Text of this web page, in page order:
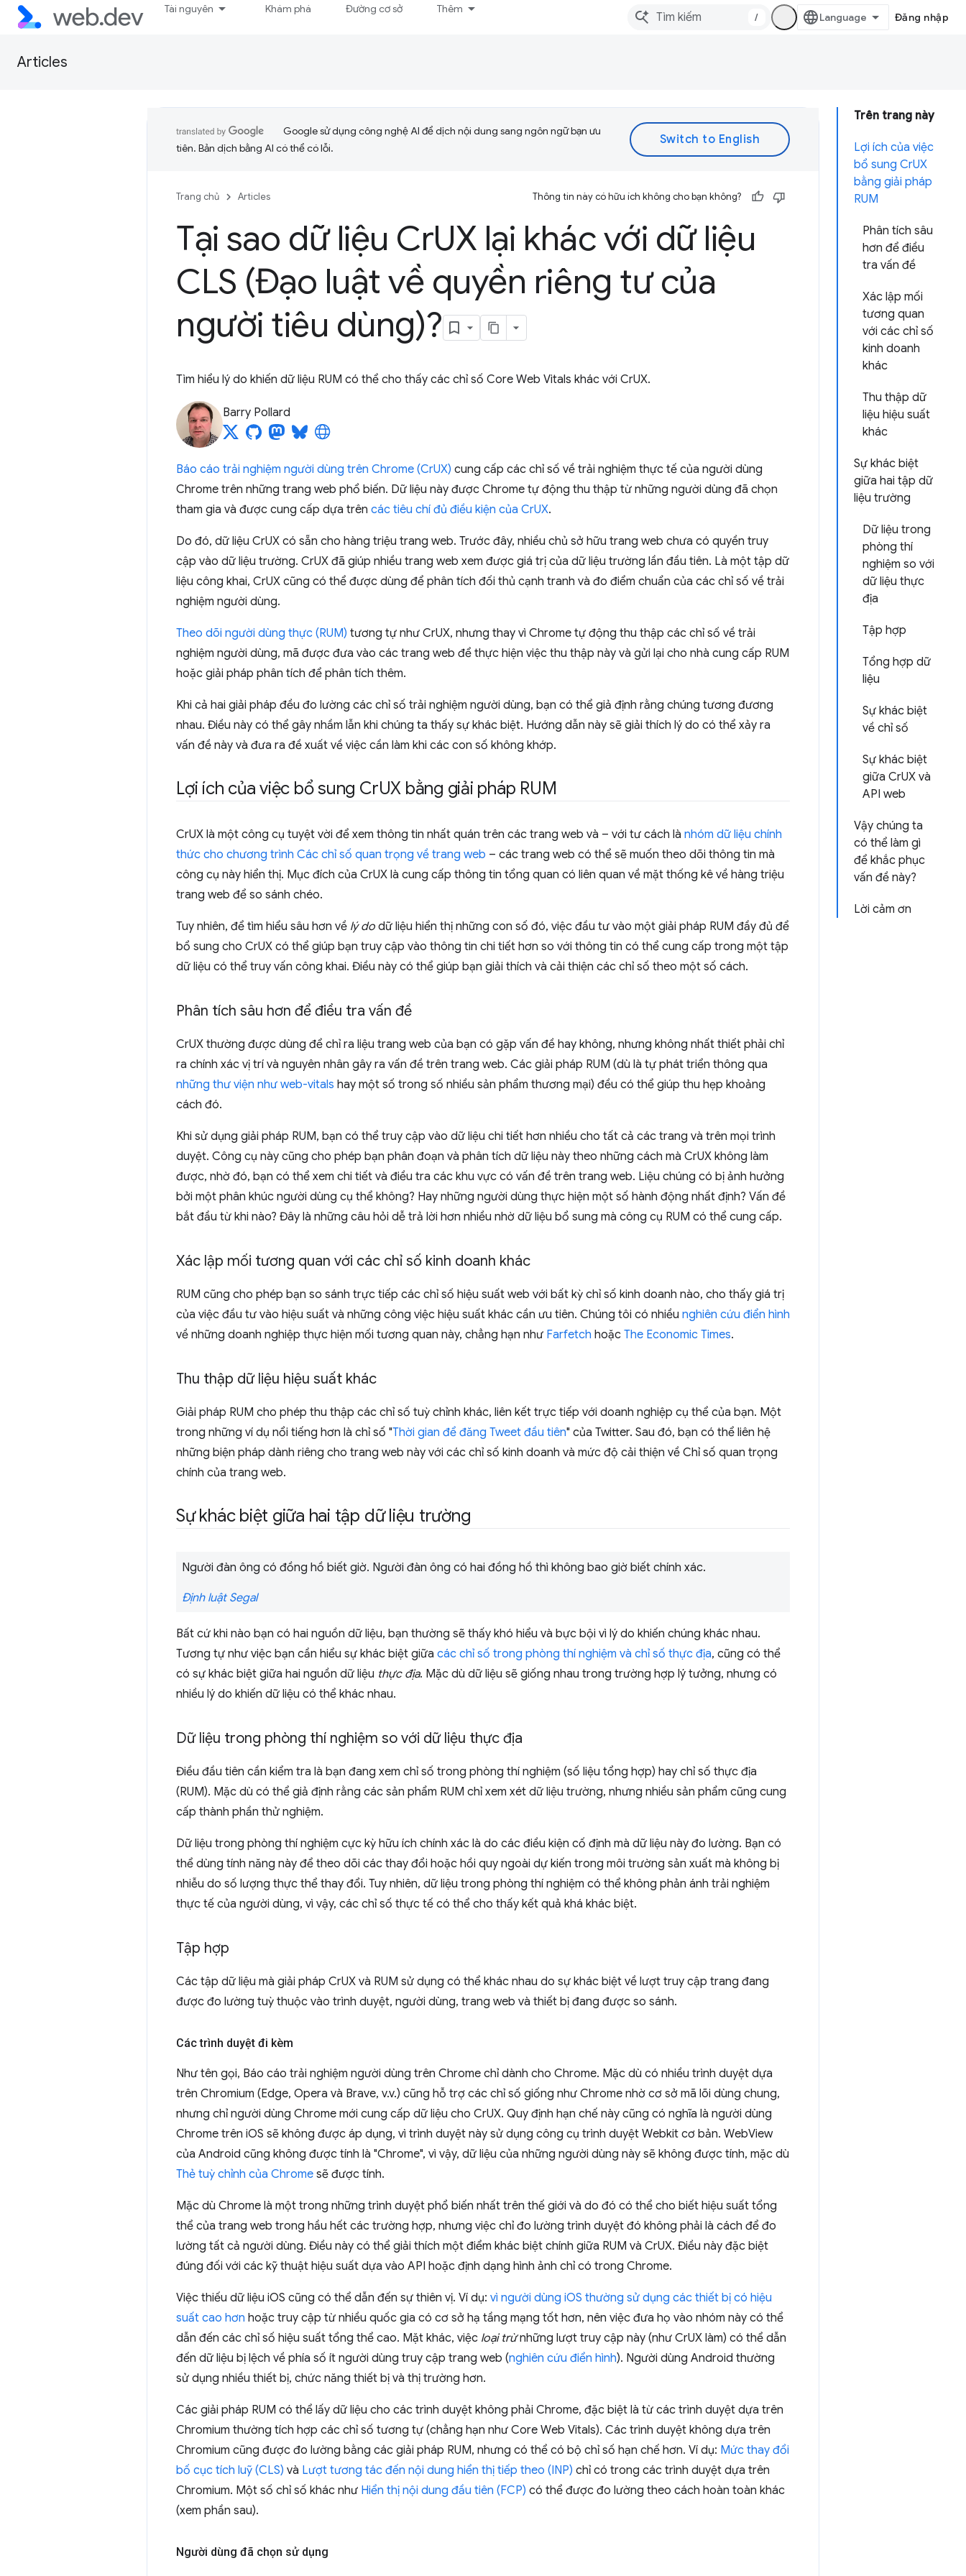
Tài nguyên Khám phá Đường cơ sở Thêm
/ Đăng nhập
Articles
Trên trang này
Lợi ích của việc
bổ sung CrUX
bằng giải pháp
RUM
Phân tích sâu
hơn để điều
tra vấn đề
Xác lập mối
tương quan
với các chỉ số
kinh doanh
khác
Thu thập dữ
liệu hiệu suất
khác
Sự khác biệt
giữa hai tập dữ
liệu trường
Dữ liệu trong
phòng thí
nghiệm so với
dữ liệu thực
địa
Tập hợp
Tổng hợp dữ
liệu
Sự khác biệt
về chỉ số
Sự khác biệt
giữa CrUX và
API web
Vậy chúng ta
có thể làm gì
để khắc phục
vấn đề này?
Lời cảm ơn
Google sử dụng công nghệ AI để dịch nội dung sang ngôn ngữ bạn ưu
tiên. Bản dịch bằng AI có thể có lỗi.
Trang chủ Articles Thông tin này có hữu ích không cho bạn không?
Tại sao dữ liệu CrUX lại khác với dữ liệu
CLS (Đạo luật về quyền riêng tư của
người tiêu dùng)?
Tìm hiểu lý do khiến dữ liệu RUM có thể cho thấy các chỉ số Core Web Vitals khác với CrUX.
Barry Pollard
Báo cáo trải nghiệm người dùng trên Chrome (CrUX) cung cấp các chỉ số về trải nghiệm thực tế của người dùng
Chrome trên những trang web phổ biến. Dữ liệu này được Chrome tự động thu thập từ những người dùng đã chọn
tham gia và được cung cấp dựa trên các tiêu chí đủ điều kiện của CrUX.
Do đó, dữ liệu CrUX có sẵn cho hàng triệu trang web. Trước đây, nhiều chủ sở hữu trang web chưa có quyền truy
cập vào dữ liệu trường. CrUX đã giúp nhiều trang web xem được giá trị của dữ liệu trường lần đầu tiên. Là một tập dữ
liệu công khai, CrUX cũng có thể được dùng để phân tích đối thủ cạnh tranh và đo điểm chuẩn của các chỉ số về trải
nghiệm người dùng.
Theo dõi người dùng thực (RUM) tương tự như CrUX, nhưng thay vì Chrome tự động thu thập các chỉ số về trải
nghiệm người dùng, mã được đưa vào các trang web để thực hiện việc thu thập này và gửi lại cho nhà cung cấp RUM
hoặc giải pháp phân tích để phân tích thêm.
Khi cả hai giải pháp đều đo lường các chỉ số trải nghiệm người dùng, bạn có thể giả định rằng chúng tương đương
nhau. Điều này có thể gây nhầm lẫn khi chúng ta thấy sự khác biệt. Hướng dẫn này sẽ giải thích lý do có thể xảy ra
vấn đề này và đưa ra đề xuất về việc cần làm khi các con số không khớp.
Lợi ích của việc bổ sung CrUX bằng giải pháp RUM
CrUX là một công cụ tuyệt vời để xem thông tin nhất quán trên các trang web và – với tư cách là nhóm dữ liệu chính
thức cho chương trình Các chỉ số quan trọng về trang web – các trang web có thể sẽ muốn theo dõi thông tin mà
công cụ này hiển thị. Mục đích của CrUX là cung cấp thông tin tổng quan có liên quan về mặt thống kê về hàng triệu
trang web để so sánh chéo.
Tuy nhiên, để tìm hiểu sâu hơn về lý do dữ liệu hiển thị những con số đó, việc đầu tư vào một giải pháp RUM đầy đủ để
bổ sung cho CrUX có thể giúp bạn truy cập vào thông tin chi tiết hơn so với thông tin có thể cung cấp trong một tập
dữ liệu có thể truy vấn công khai. Điều này có thể giúp bạn giải thích và cải thiện các chỉ số theo một số cách.
Phân tích sâu hơn để điều tra vấn đề
CrUX thường được dùng để chỉ ra liệu trang web của bạn có gặp vấn đề hay không, nhưng không nhất thiết phải chỉ
ra chính xác vị trí và nguyên nhân gây ra vấn đề trên trang web. Các giải pháp RUM (dù là tự phát triển thông qua
những thư viện như web-vitals hay một số trong số nhiều sản phẩm thương mại) đều có thể giúp thu hẹp khoảng
cách đó.
Khi sử dụng giải pháp RUM, bạn có thể truy cập vào dữ liệu chi tiết hơn nhiều cho tất cả các trang và trên mọi trình
duyệt. Công cụ này cũng cho phép bạn phân đoạn và phân tích dữ liệu này theo những cách mà CrUX không làm
được, nhờ đó, bạn có thể xem chi tiết và điều tra các khu vực có vấn đề trên trang web. Liệu chúng có bị ảnh hưởng
bởi một phân khúc người dùng cụ thể không? Hay những người dùng thực hiện một số hành động nhất định? Vấn đề
bắt đầu từ khi nào? Đây là những câu hỏi dễ trả lời hơn nhiều nhờ dữ liệu bổ sung mà công cụ RUM có thể cung cấp.
Xác lập mối tương quan với các chỉ số kinh doanh khác
RUM cũng cho phép bạn so sánh trực tiếp các chỉ số hiệu suất web với bất kỳ chỉ số kinh doanh nào, cho thấy giá trị
của việc đầu tư vào hiệu suất và những công việc hiệu suất khác cần ưu tiên. Chúng tôi có nhiều nghiên cứu điển hình
về những doanh nghiệp thực hiện mối tương quan này, chẳng hạn như Farfetch hoặc The Economic Times.
Thu thập dữ liệu hiệu suất khác
Giải pháp RUM cho phép thu thập các chỉ số tuỳ chỉnh khác, liên kết trực tiếp với doanh nghiệp cụ thể của bạn. Một
trong những ví dụ nổi tiếng hơn là chỉ số "Thời gian để đăng Tweet đầu tiên" của Twitter. Sau đó, bạn có thể liên hệ
những biện pháp dành riêng cho trang web này với các chỉ số kinh doanh và mức độ cải thiện về Chỉ số quan trọng
chính của trang web.
Sự khác biệt giữa hai tập dữ liệu trường
Người đàn ông có đồng hồ biết giờ. Người đàn ông có hai đồng hồ thì không bao giờ biết chính xác.
Định luật Segal
Bất cứ khi nào bạn có hai nguồn dữ liệu, bạn thường sẽ thấy khó hiểu và bực bội vì lý do khiến chúng khác nhau.
Tương tự như việc bạn cần hiểu sự khác biệt giữa các chỉ số trong phòng thí nghiệm và chỉ số thực địa, cũng có thể
có sự khác biệt giữa hai nguồn dữ liệu thực địa. Mặc dù dữ liệu sẽ giống nhau trong trường hợp lý tưởng, nhưng có
nhiều lý do khiến dữ liệu có thể khác nhau.
Dữ liệu trong phòng thí nghiệm so với dữ liệu thực địa
Điều đầu tiên cần kiểm tra là bạn đang xem chỉ số trong phòng thí nghiệm (số liệu tổng hợp) hay chỉ số thực địa
(RUM). Mặc dù có thể giả định rằng các sản phẩm RUM chỉ xem xét dữ liệu trường, nhưng nhiều sản phẩm cũng cung
cấp thành phần thử nghiệm.
Dữ liệu trong phòng thí nghiệm cực kỳ hữu ích chính xác là do các điều kiện cố định mà dữ liệu này đo lường. Bạn có
thể dùng tính năng này để theo dõi các thay đổi hoặc hồi quy ngoài dự kiến trong môi trường sản xuất mà không bị
nhiễu do số lượng thực thể thay đổi. Tuy nhiên, dữ liệu trong phòng thí nghiệm có thể không phản ánh trải nghiệm
thực tế của người dùng, vì vậy, các chỉ số thực tế có thể cho thấy kết quả khá khác biệt.
Tập hợp
Các tập dữ liệu mà giải pháp CrUX và RUM sử dụng có thể khác nhau do sự khác biệt về lượt truy cập trang đang
được đo lường tuỳ thuộc vào trình duyệt, người dùng, trang web và thiết bị đang được so sánh.
Các trình duyệt đi kèm
Như tên gọi, Báo cáo trải nghiệm người dùng trên Chrome chỉ dành cho Chrome. Mặc dù có nhiều trình duyệt dựa
trên Chromium (Edge, Opera và Brave, v.v.) cũng hỗ trợ các chỉ số giống như Chrome nhờ cơ sở mã lõi dùng chung,
nhưng chỉ người dùng Chrome mới cung cấp dữ liệu cho CrUX. Quy định hạn chế này cũng có nghĩa là người dùng
Chrome trên iOS sẽ không được áp dụng, vì trình duyệt này sử dụng công cụ trình duyệt Webkit cơ bản. WebView
của Android cũng không được tính là "Chrome", vì vậy, dữ liệu của những người dùng này sẽ không được tính, mặc dù
Thẻ tuỳ chỉnh của Chrome sẽ được tính.
Mặc dù Chrome là một trong những trình duyệt phổ biến nhất trên thế giới và do đó có thể cho biết hiệu suất tổng
thể của trang web trong hầu hết các trường hợp, nhưng việc chỉ đo lường trình duyệt đó không phải là cách để đo
lường tất cả người dùng. Điều này có thể giải thích một điểm khác biệt chính giữa RUM và CrUX. Điều này đặc biệt
đúng đối với các kỹ thuật hiệu suất dựa vào API hoặc định dạng hình ảnh chỉ có trong Chrome.
Việc thiếu dữ liệu iOS cũng có thể dẫn đến sự thiên vị. Ví dụ: vì người dùng iOS thường sử dụng các thiết bị có hiệu
suất cao hơn hoặc truy cập từ nhiều quốc gia có cơ sở hạ tầng mạng tốt hơn, nên việc đưa họ vào nhóm này có thể
dẫn đến các chỉ số hiệu suất tổng thể cao. Mặt khác, việc loại trừnhững lượt truy cập này (như CrUX làm) có thể dẫn
đến dữ liệu bị lệch về phía số ít người dùng truy cập trang web (nghiên cứu điển hình). Người dùng Android thường
sử dụng nhiều thiết bị, chức năng thiết bị và thị trường hơn.
Các giải pháp RUM có thể lấy dữ liệu cho các trình duyệt không phải Chrome, đặc biệt là từ các trình duyệt dựa trên
Chromium thường tích hợp các chỉ số tương tự (chẳng hạn như Core Web Vitals). Các trình duyệt không dựa trên
Chromium cũng được đo lường bằng các giải pháp RUM, nhưng có thể có bộ chỉ số hạn chế hơn. Ví dụ: Mức thay đổi
bố cục tích luỹ (CLS) và Lượt tương tác đến nội dung hiển thị tiếp theo (INP) chỉ có trong các trình duyệt dựa trên
Chromium. Một số chỉ số khác như Hiển thị nội dung đầu tiên (FCP) có thể được đo lường theo cách hoàn toàn khác
(xem phần sau).
Người dùng đã chọn sử dụng